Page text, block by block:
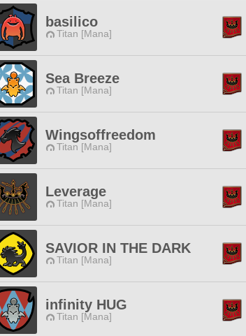
basilico
Titan [Mana]
Sea Breeze
Titan [Mana]
Wingsoffreedom
Titan [Mana]
Leverage
Titan [Mana]
SAVIOR IN THE DARK
Titan [Mana]
infinity HUG
Titan [Mana]